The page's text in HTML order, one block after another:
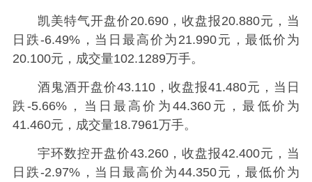
凯美特气开盘价20.690，收盘报20.880元，当
日跌-6.49%，当日最高价为21.990元，最低价为
20.100元，成交量102.1289万手。
酒鬼酒开盘价43.110，收盘报41.480元，当日
跌-5.66%，当日最高价为44.360元，最低价为
41.460元，成交量18.7961万手。
宇环数控开盘价43.260，收盘报42.400元，当
日跌-2.97%，当日最高价为44.350元，最低价为